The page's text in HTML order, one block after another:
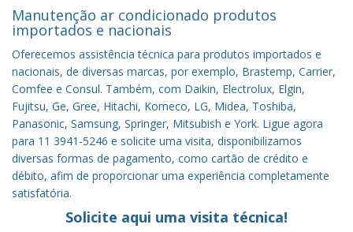
Manutenção ar condicionado produtos
importados e nacionais
Oferecemos assistência técnica para produtos importados e
nacionais, de diversas marcas, por exemplo, Brastemp, Carrier,
Comfee e Consul. Também, com Daikin, Electrolux, Elgin,
Fujitsu, Ge, Gree, Hitachi, Komeco, LG, Midea, Toshiba,
Panasonic, Samsung, Springer, Mitsubish e York. Ligue agora
para 11 3941-5246 e solicite uma visita, disponibilizamos
diversas formas de pagamento, como cartão de crédito e
débito, afim de proporcionar uma experiência completamente
satisfatória.
Solicite aqui uma visita técnica!